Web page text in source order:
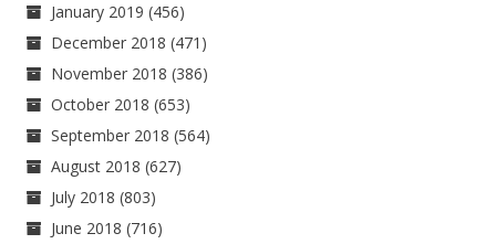
January 2019 (456)
December 2018 (471)
November 2018 (386)
October 2018 (653)
September 2018 (564)
August 2018 (627)
July 2018 (803)
June 2018 (716)